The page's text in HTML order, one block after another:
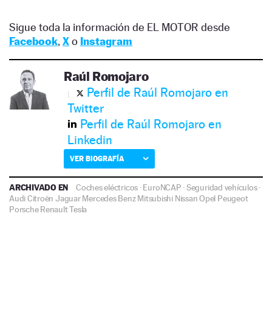
Sigue toda la información de EL MOTOR desde
Facebook, Xo Instagram
Raúl Romojaro
Perfil de Raúl Romojaro en
Twitter
Perfil de Raúl Romojaro en
Linkedin
VER BIOGRAFÍA
ARCHIVADO EN Coches eléctricos ·EuroNCAP ·Seguridad vehículos·
AudiCitroën Jaguar Mercedes Benz Mitsubishi NissanOpel Peugeot
Porsche RenaultTesla